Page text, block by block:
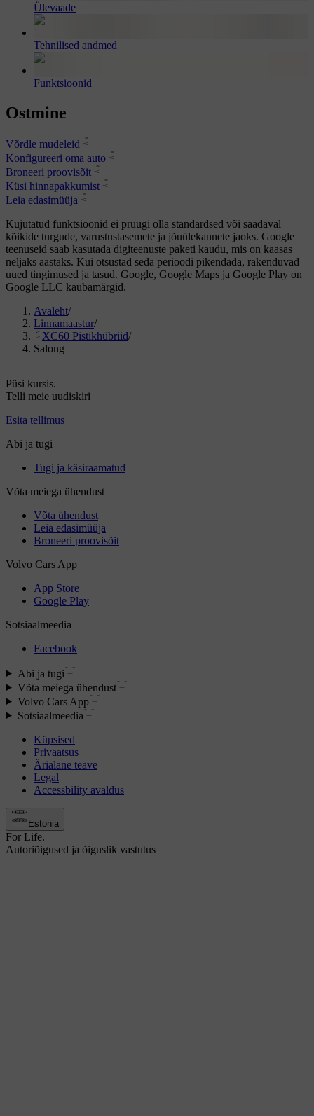
Ülevaade
Tehnilised andmed
Funktsioonid
Ostmine
Võrdle mudeleid
Konfigureeri oma auto
Broneeri proovisõit
Küsi hinnapakkumist
Leia edasimüüja
Kujutatud funktsioonid ei pruugi olla standardsed või saadaval
kõikide turgude, varustustasemete ja jõuülekannete jaoks. Google
teenuseid saab kasutada digiteenuste paketi kaudu, mis on kaasas
neljaks aastaks. Kui otsustad seda perioodi pikendada, rakenduvad
uued tingimused ja tasud. Google, Google Maps ja Google Play on
Google LLC kaubamärgid.
Avaleht/
Linnamaastur/
XC60 Pistikhübriid/
Salong